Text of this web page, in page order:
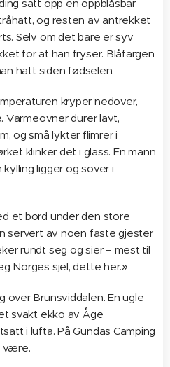
satt opp en oppblåsbar
og resten av antrekket
Selv om det bare er syv
for at han fryser. Blåfargen
hatt siden fødselen.
kryper nedover,
Varmeovner durer lavt,
og små lykter flimrer i
klinker det i glass. En mann
ligger og sover i
et bord under den store
servert av noen faste gjester
rundt seg og sier – mest til
Norges sjel, dette her.»
Brunsviddalen. En ugle
svakt ekko av Åge
i lufta. På Gundas Camping
være.